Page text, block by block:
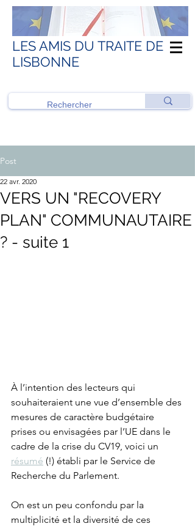
LES AMIS DU TRAITE DE
LISBONNE
Post
VERS UN "RECOVERY
PLAN" COMMUNAUTAIRE
? - suite 1
22 avr. 2020
À l’intention des lecteurs qui
souhaiteraient une vue d’ensemble des
mesures de caractère budgétaire
prises ou envisagées par l’UE dans le
cadre de la crise du CV19, voici un
résumé (!) établi par le Service de
Recherche du Parlement.
On est un peu confondu par la
multiplicité et la diversité de ces